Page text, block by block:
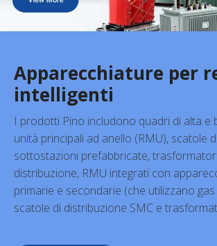
Apparecchiature per
intelligenti
I prodotti Pino includono quadri di alta e
unità principali ad anello (RMU), scatole
sottostazioni prefabbricate,
distribuzione, RMU integrati con
primarie e secondarie (che utilizzano
scatole di distribuzione SMC e